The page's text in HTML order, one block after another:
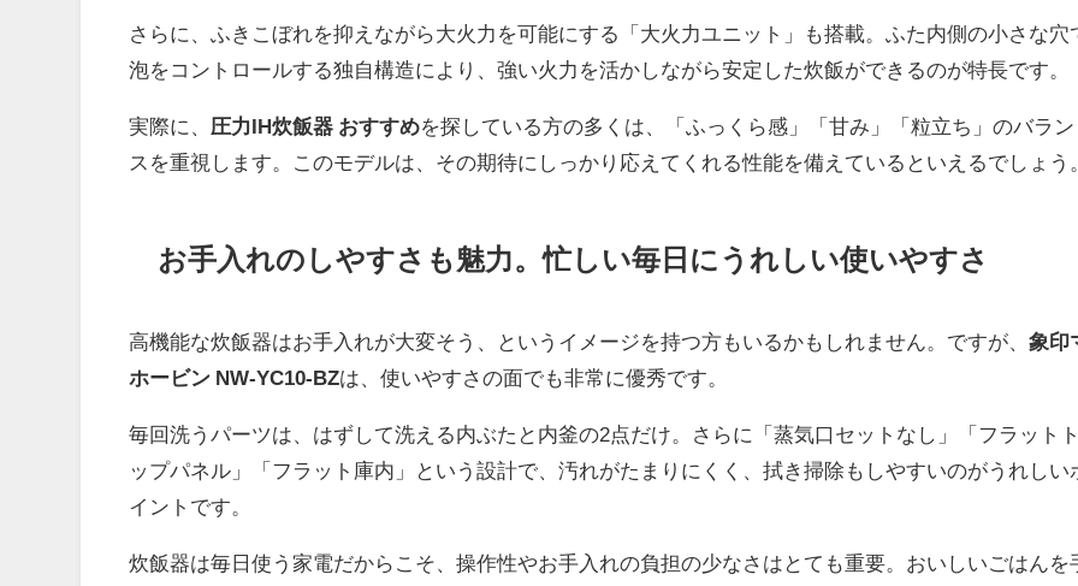
さらに、ふきこぼれを抑えながら大火力を可能にする「大火力ユニット」も搭載。ふた内側の小さな穴
泡をコントロールする独自構造により、強い火力を活かしながら安定した炊飯ができるのが特長です。
実際に、 圧力IH炊飯器 おすすめを探している方の多くは、「ふっくら感」「甘み」「粒立ち」のバラン
スを重視します。このモデルは、その期待にしっかり応えてくれる性能を備えているといえるでしょう
お手入れのしやすさも魅力。忙しい毎日にうれしい使いやすさ
高機能な炊飯器はお手入れが大変そう、というイメージを持つ方もいるかもしれません。ですが、象印
ホービン NW-YC10-BZは、使いやすさの面でも非常に優秀です。
毎回洗うパーツは、はずして洗える内ぶたと内釜の2点だけ。さらに「蒸気口セットなし」「フラットト
ップパネル」「フラット庫内」という設計で、汚れがたまりにくく、拭き掃除もしやすいのがうれしい
イントです。
炊飯器は毎日使う家電だからこそ、操作性やお手入れの負担の少なさはとても重要。おいしいごはんを